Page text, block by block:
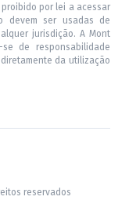
por lei a acessar
devem ser usadas de
jurisdição. A Mont
de responsabilidade
da utilização
reservados